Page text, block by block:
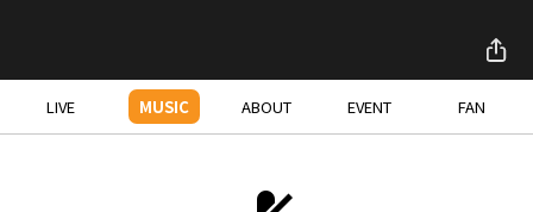
LIVE MUSIC ABOUT EVENT FAN